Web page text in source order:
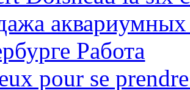
аквариумных
Работа
pour se